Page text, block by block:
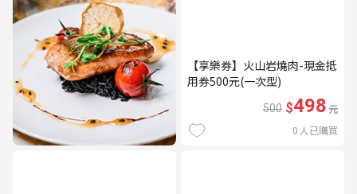
【享樂券】火山岩燒肉-現金抵
用券500元(一次型)
500 $498元
0 人已購買